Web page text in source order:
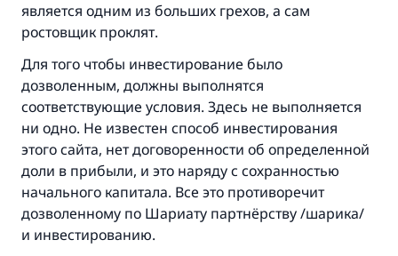
является одним из больших грехов, а сам
ростовщик проклят.
Для того чтобы инвестирование было
дозволенным, должны выполнятся
соответствующие условия. Здесь не выполняется
ни одно. Не известен способ инвестирования
этого сайта, нет договоренности об определенной
доли в прибыли, и это наряду с сохранностью
начального капитала. Все это противоречит
дозволенному по Шариату партнёрству /шарика/
и инвестированию.
Ответ № 110845 помог сохранить
брак.
Помогите нам предоставить ответы Умме
Посланник Аллаха, мир ему и